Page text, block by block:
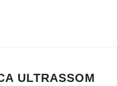
ULTRASSOM